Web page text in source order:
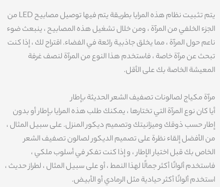
يتم تثبيت نظام هذه المرايا بطريقة يتم فيها توصيل مصابيح LED من
الجزء الخلفي من المرآة ، ومن خلال تشغيل هذه المصابيح ، ينبعث ضوء
ناعم حول المرآة ، مما يخلق جاذبية رائعة في الفضاء. اقتراح لك ، إذا كنت
تبحث عن مرآة خاصة ، فاستخدم هذا النوع من المرآة لنصف غرفة
المعيشة الخاصة بك على الأقل.
مرآة مكياج لصالونات تصفيف الشعر الحديثة بإطار
أيا كان نوع المرآة التي تختارها ، يمكنك طلب هذه المرايا بإطار أو بدون
إطار حسب ذوقك وميزانيتك وتصميم ديكور المنزل. على سبيل المثال ،
من الأفضل إلقاء نظرة على تصميم الديكور لصالون تصفيف الشعر
الخاص بك قبل اختيار الإطار ، و إذا كنت تفكر في أسلوب ملكي ،
فاستخدم ألوانًا أكثر جمالًا لهذا النمط ، أو على سبيل المثال ، لطراز حديث ،
استخدم ألوانًا أكثر حيادية مثل الرمادي أو الأبيض.